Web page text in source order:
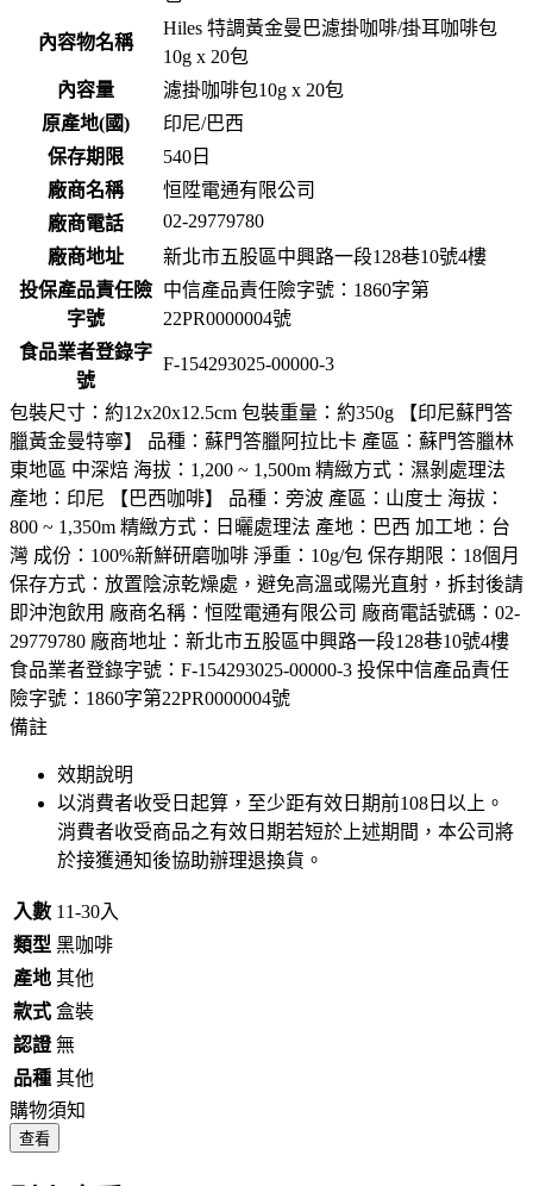
內容物名稱
Hiles 特調黃金曼巴濾掛咖啡/掛耳咖啡包
10g x 20包
內容量
濾掛咖啡包10g x 20包
原產地(國)
印尼/巴西
保存期限
540 日
廠商名稱
恒陞電通有限公司
廠商電話
02-29779780
廠商地址
新北市五股區中興路一段128巷10號4樓
投保產品責任險
字號
中信產品責任險字號：1860字第
22PR0000004號
食品業者登錄字
號
F-154293025-00000-3
包裝尺寸：約12x20x12.5cm 包裝重量：約350g 【印尼蘇門答
臘黃金曼特寧】 品種：蘇門答臘阿拉比卡 產區：蘇門答臘林
東地區 中深焙 海拔：1,200 ~ 1,500m 精緻方式：濕剝處理法
產地：印尼 【巴西咖啡】 品種：旁波 產區：山度士 海拔：
800 ~ 1,350m 精緻方式：日曬處理法 產地：巴西 加工地：台
灣 成份：100%新鮮研磨咖啡 淨重：10g/包 保存期限：18個月
保存方式：放置陰涼乾燥處，避免高溫或陽光直射，拆封後請
即沖泡飲用 廠商名稱：恒陞電通有限公司 廠商電話號碼：02-
29779780 廠商地址：新北市五股區中興路一段128巷10號4樓
食品業者登錄字號：F-154293025-00000-3 投保中信產品責任
險字號：1860字第22PR0000004號
備註
效期說明
以消費者收受日起算，至少距有效日期前108 日以上。
消費者收受商品之有效日期若短於上述期間，本公司將
於接獲通知後協助辦理退換貨。
入數 11-30入
類型 黑咖啡
產地 其他
款式 盒裝
認證 無
品種 其他
購物須知
查看